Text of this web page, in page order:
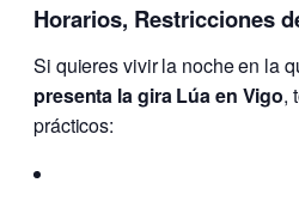
Horarios, Restricciones
Si quieres vivir la noche en la
presenta la gira Lúa en Vigo,
prácticos: